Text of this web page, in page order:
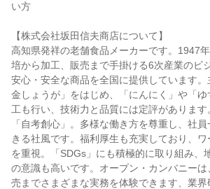
い方
【株式会社坂田信夫商店について】
高知県発祥の老舗食品メーカーです。1947
培から加工、販売まで手掛ける6次産業のビ
安心・安全な商品を全国に提供しています
金しょうが」をはじめ、「にんにく」や「
工も行い、技術力と品質には定評がありま
「自考創心」。多様な働き方を尊重し、社
きる社風です。福利厚生も充実しており、
を重視。「SDGs」にも積極的に取り組み、
の意識も高いです。オープン・カンバニーは
売までさまざまな実務を体験できます、業